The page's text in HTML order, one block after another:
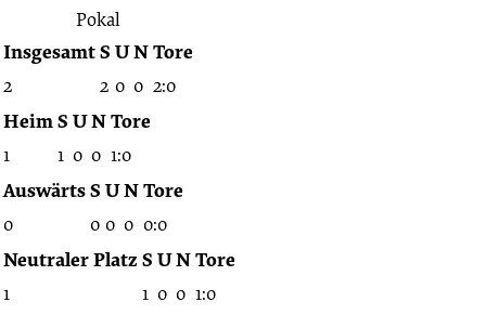
Pokal
InsgesamtS UNTore
2 2 0 0 2:0
HeimS UNTore
1 1 0 0 1:0
AuswärtsS UNTore
0 0 0 0 0:0
Neutraler Platz S UNTore
1 1 0 0 1:0